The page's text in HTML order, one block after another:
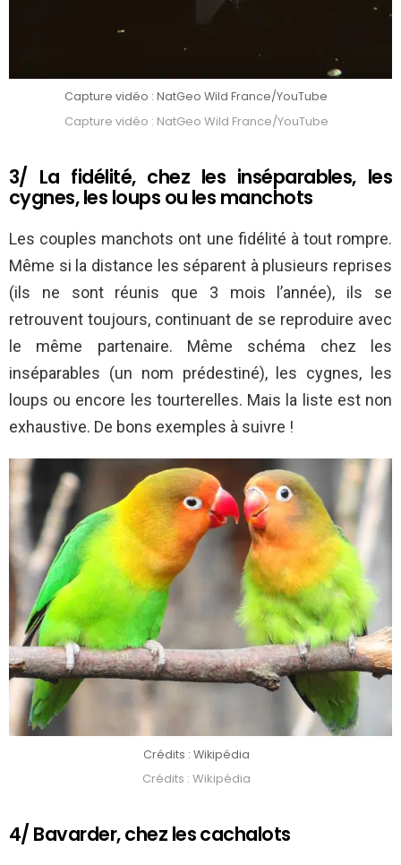
Capture vidéo : NatGeo Wild France/YouTube
Capture vidéo : NatGeo Wild France/YouTube
3/ La fidélité, chez les inséparables, les
cygnes, les loups ou les manchots
Les couples manchots ont une fidélité à tout rompre.
Même si la distance les séparent à plusieurs reprises
(ils ne sont réunis que 3 mois l’année), ils se
retrouvent toujours, continuant de se reproduire avec
le même partenaire. Même schéma chez les
inséparables (un nom prédestiné), les cygnes, les
loups ou encore les tourterelles. Mais la liste est non
exhaustive. De bons exemples à suivre !
Crédits : Wikipédia
Crédits : Wikipédia
4/ Bavarder, chez les cachalots